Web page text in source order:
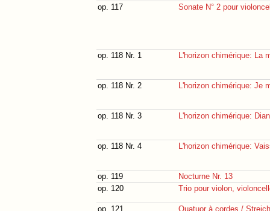
op. 117 Sonate N° 2 pour
op. 118 Nr. 1 L'horizon chimérique: La
op. 118 Nr. 2 L'horizon chimérique: Je
op. 118 Nr. 3 L'horizon chimérique:
op. 118 Nr. 4 L'horizon chimérique:
op. 119
Nocturne Nr. 13
op. 120
Trio pour violon,
op. 121 Quatuor à cordes /